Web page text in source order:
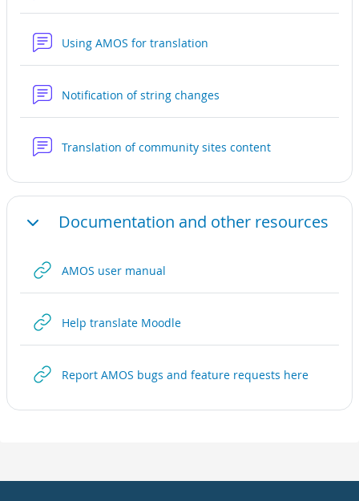
Using AMOS for translation
Notification of string changes
Translation of community sites content
ముడుచుకునిపోవు
Documentation and other resources
AMOS user manual
Help translate MoodleURL
Report AMOS bugs and feature requests hereURL